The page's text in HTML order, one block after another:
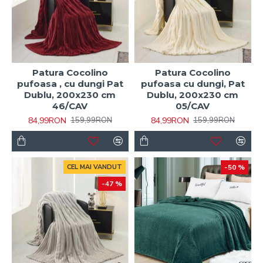
Patura Cocolino
pufoasa , cu dungi Pat
Dublu, 200x230 cm
46/CAV
84,99RON 159,99RON
Patura Cocolino
pufoasa cu dungi, Pat
Dublu, 200x230 cm
05/CAV
84,99RON 159,99RON
CEL MAI VANDUT
-47 %
-50 %